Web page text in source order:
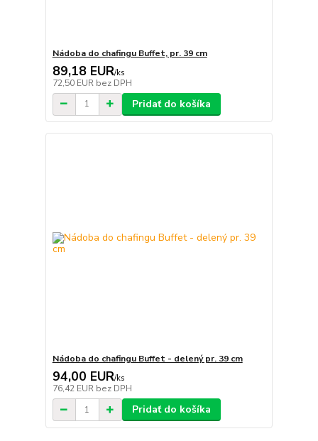
Nádoba do chafingu Buffet, pr. 39 cm
89,18 EUR/ks
72,50 EUR bez DPH
Pridať do košíka
Nádoba do chafingu Buffet - delený pr. 39 cm
94,00 EUR/ks
76,42 EUR bez DPH
Pridať do košíka